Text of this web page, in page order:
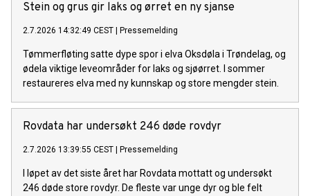
Stein og grus gir laks og ørret en ny sjanse
2.7.2026 14:32:49 CEST Pressemelding
Tømmerfløting satte dype spor i elva Oksdøla i Trøndelag, og
ødela viktige leveområder for laks og sjøørret. I sommer
restaureres elva med ny kunnskap og store mengder stein.
Rovdata har undersøkt 246 døde rovdyr
2.7.2026 13:39:55 CEST Pressemelding
I løpet av det siste året har Rovdata mottatt og undersøkt
246 døde store rovdyr. De fleste var unge dyr og ble felt